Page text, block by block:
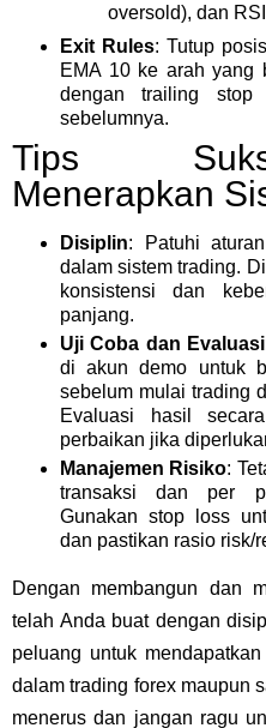
oversold), dan
Exit Rules: Tutup
EMA 10 ke arah yang
dengan trailing stop
sebelumnya.
Tips
Menerapkan
Disiplin: Patuhi
dalam sistem trading.
konsistensi dan
panjang.
Uji Coba dan Evaluasi
di akun demo untuk
sebelum mulai trading
Evaluasi hasil
perbaikan jika
Manajemen Risiko:
transaksi dan per
Gunakan stop loss
dan pastikan rasio risk/
Dengan membangun dan
telah Anda buat dengan
peluang untuk
dalam trading forex maupun
menerus dan jangan ragu